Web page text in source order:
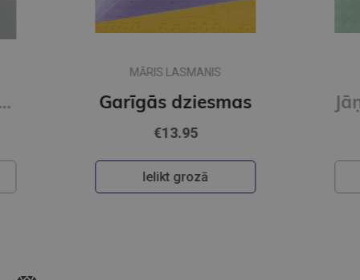
Jāņu nakts dančus un ne tikai spēle kapela Karikste
€16.95
Ielikt grozā